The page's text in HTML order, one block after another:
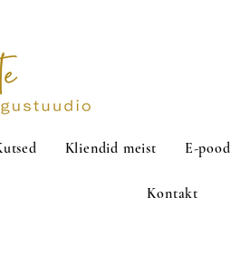
Kliendid meist E-pood
Kontakt